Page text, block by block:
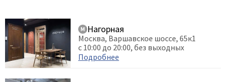
Нагорная
Москва, Варшавское шоссе, 65к1
с 10:00 до 20:00, без выходных
Подробнее